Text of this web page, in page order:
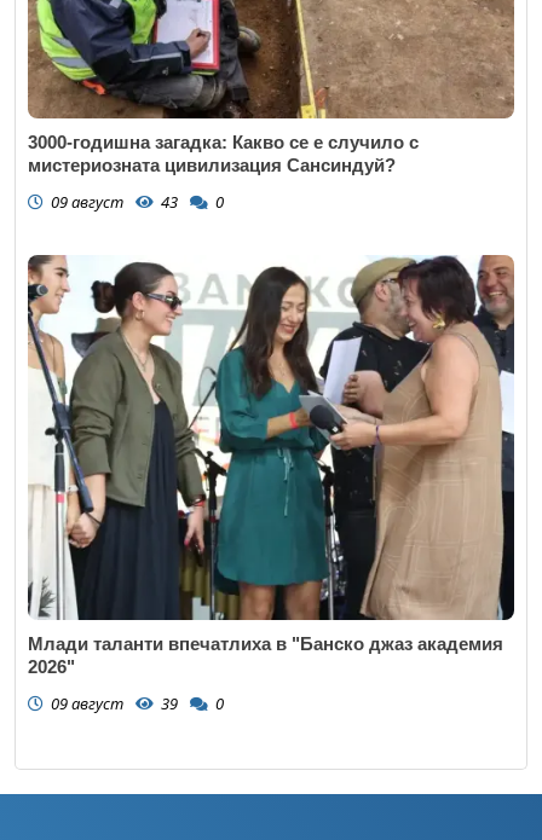
3000-годишна загадка: Какво се е случило с
мистериозната цивилизация Сансиндуй?
09 август 43 0
Млади таланти впечатлиха в "Банско джаз академия
2026"
09 август 39 0